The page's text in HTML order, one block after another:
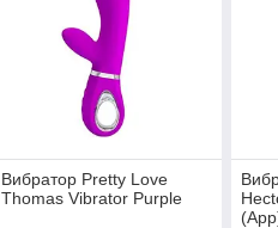
Вибратор Pretty Love
Thomas Vibrator Purple